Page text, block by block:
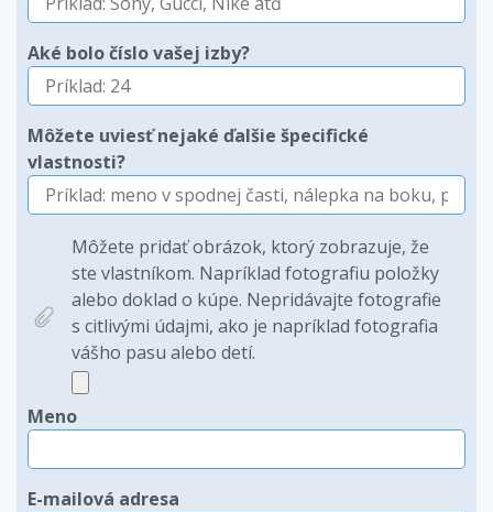
Aké bolo číslo vašej izby?
Môžete uviesť nejaké ďalšie špecifické
vlastnosti?
Môžete pridať obrázok, ktorý zobrazuje, že
ste vlastníkom. Napríklad fotografiu položky
alebo doklad o kúpe. Nepridávajte fotografie
s citlivými údajmi, ako je napríklad fotografia
vášho pasu alebo detí.
Meno
E-mailová adresa